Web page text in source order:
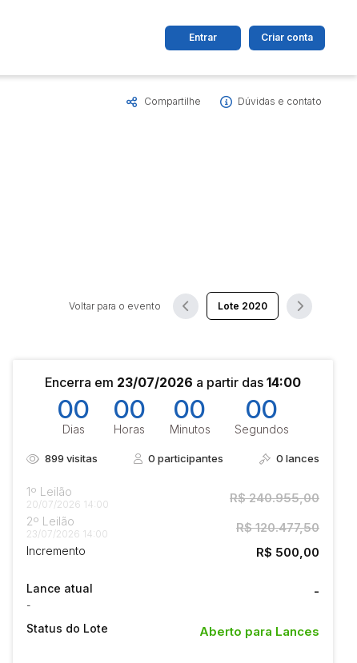
Cidade
Entrar Criar conta
Compartilhe Dúvidas e contato
Voltar para o evento
Encerra em 23/07/2026 a partir das 14:00
00
Dias
00
Horas
00
Minutos
00
Segundos
899 visitas 0 participantes 0 lances
1º Leilão
20/07/2026 14:00 R$ 240.955,00
2º Leilão
23/07/2026 14:00 R$ 120.477,50
Incremento R$ 500,00
Lance atual
-
-
Status do Lote Aberto para Lances